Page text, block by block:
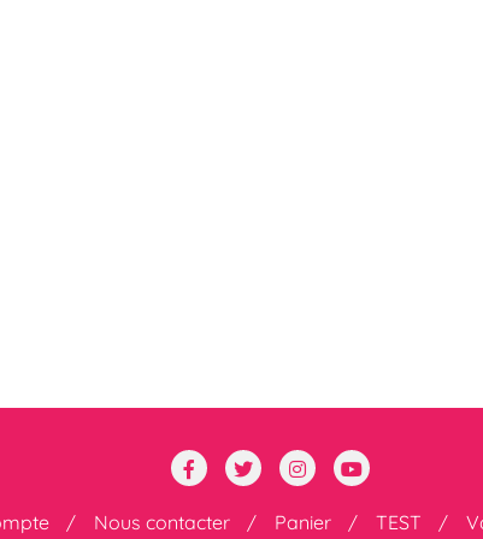
Nous contacter Panier TEST